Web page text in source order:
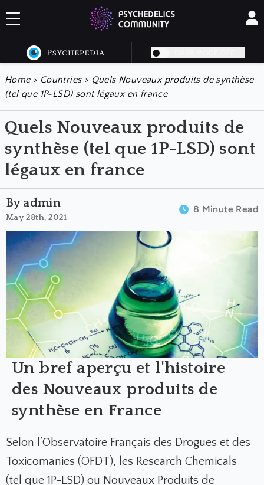
Home > Countries> Quels Nouveaux produits de synthèse
(tel que 1P-LSD) sont légaux en france
Quels Nouveaux produits de
synthèse (tel que 1P-LSD) sont
légaux en france
By admin
May 28th, 2021
8 Minute Read
Un bref aperçu et l'histoire
des Nouveaux produits de
synthèse en France
Selon l’Observatoire Français des Drogues et des
Toxicomanies (OFDT), les Research Chemicals
(tel que 1P-LSD) ou Nouveaux Produits de